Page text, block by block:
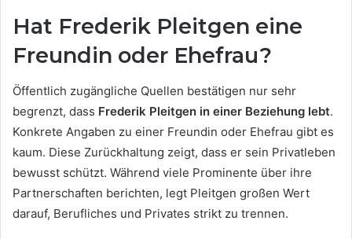
Hat Frederik Pleitgen eine
Freundin oder Ehefrau?
Öffentlich zugängliche Quellen bestätigen nur sehr
begrenzt, dass Frederik Pleitgen in einer Beziehung lebt.
Konkrete Angaben zu einer Freundin oder Ehefrau gibt es
kaum. Diese Zurückhaltung zeigt, dass er sein Privatleben
bewusst schützt. Während viele Prominente über ihre
Partnerschaften berichten, legt Pleitgen großen Wert
darauf, Berufliches und Privates strikt zu trennen.